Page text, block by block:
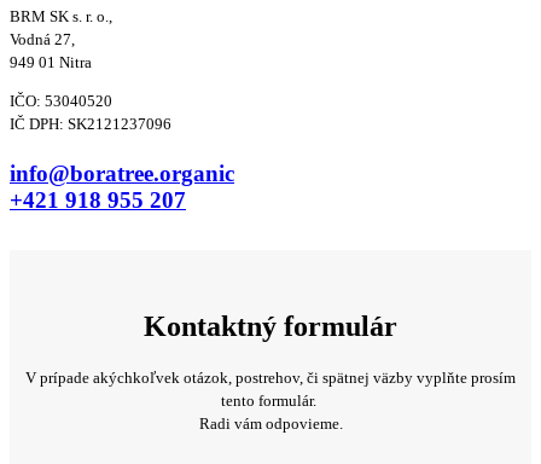
BRM SK s. r. o.,
Vodná 27,
949 01 Nitra
IČO: 53040520
IČ DPH: SK2121237096
info@boratree.organic
+421 918 955 207
Kontaktný formulár
V prípade akýchkoľvek otázok, postrehov, či spätnej väzby vyplňte prosím
tento formulár.
Radi vám odpovieme.